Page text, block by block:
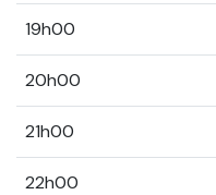
19h00
20h00
21h00
22h00